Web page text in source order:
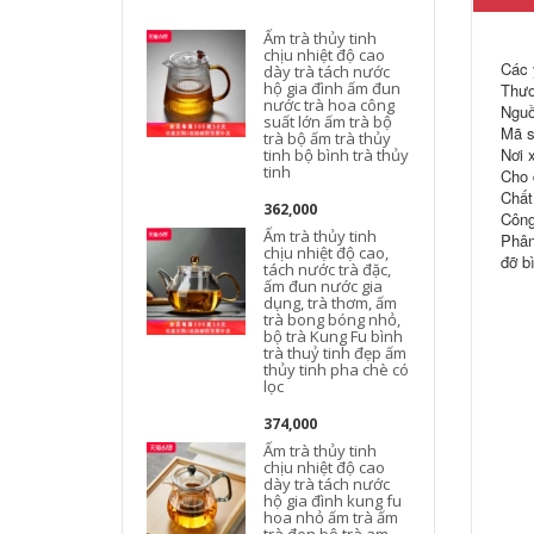
Ấm trà thủy tinh
chịu nhiệt độ cao
dày trà tách nước
hộ gia đình ấm đun
nước trà hoa công
suất lớn ấm trà bộ
trà bộ ấm trà thủy
tinh bộ bình trà thủy
tinh
362,000
Ấm trà thủy tinh
chịu nhiệt độ cao,
tách nước trà đặc,
ấm đun nước gia
dụng, trà thơm, ấm
trà bong bóng nhỏ,
bộ trà Kung Fu bình
trà thuỷ tinh đẹp ấm
thủy tinh pha chè có
lọc
374,000
Ấm trà thủy tinh
chịu nhiệt độ cao
dày trà tách nước
hộ gia đình kung fu
hoa nhỏ ấm trà ấm
Các
Mã
Nơi
Cho
đỡ